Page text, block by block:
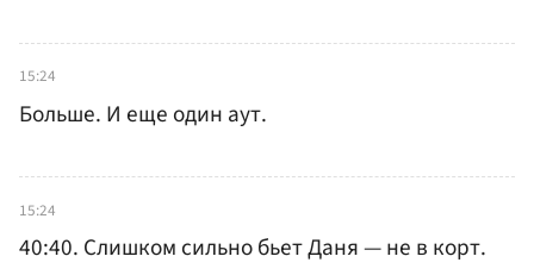
15:24
Больше. И еще один аут.
15:24
40:40. Слишком сильно бьет Даня — не в корт.